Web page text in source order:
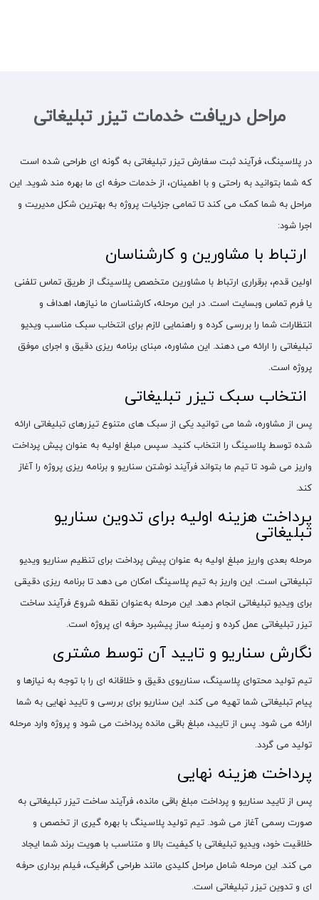
مراحل دریافت خدمات تیزر تبلیغاتی
در پلاسینگ، فرآیند ثبت سفارش تیزر تبلیغاتی به گونه‌ ای طراحی شده است
که شما بتوانید به راحتی و با اطمینان، از خدمات حرفه‌ ای ما بهره‌ مند شوید. این
مراحل به شما کمک می‌ کند تا تمامی جزئیات پروژه به بهترین شکل مدیریت و
اجرا شود:
ارتباط با مشاورین و کارشناسان
اولین قدم، برقراری ارتباط با مشاورین متخصص پلاسینگ از طریق تماس تلفنی
یا فرم تماس وبسایت است. در این مرحله، کارشناسان ما نیازها، اهداف و
انتظارات شما را بررسی کرده و راهنمایی لازم برای انتخاب سبک مناسب ویدیو
تبلیغاتی را ارائه می‌ دهند. این مشاوره، مبنای برنامه‌ ریزی دقیق و اجرای موفق
پروژه است.
انتخاب سبک تیزر تبلیغاتی
پس از مشاوره، شما می‌ توانید یکی از سبک‌ های متنوع تیزرهای تبلیغاتی ارائه‌
شده توسط پلاسینگ را انتخاب کنید. سپس مبلغ اولیه به‌ عنوان پیش‌ پرداخت
واریز می‌ شود تا تیم ما بتواند فرآیند نوشتن سناریو و برنامه‌ ریزی پروژه را آغاز
کند.
پرداخت هزینه اولیه برای تدوین سناریو
تبلیغاتی
مرحله بعدی واریز مبلغ اولیه به‌ عنوان پیش‌ پرداخت برای تنظیم سناریو ویدیو
تبلیغاتی است. این واریز به تیم پلاسینگ امکان می‌ دهد تا برنامه‌ ریزی دقیقی
برای ویدیو تبلیغاتی انجام دهد. این مرحله به‌عنوان نقطه شروع فرآیند ساخت
تیزر تبلیغاتی عمل کرده و زمینه‌ ساز پیشبرد حرفه‌ ای پروژه است.
نگارش سناریو و تایید آن توسط مشتری
تیم تولید محتوای پلاسینگ، سناریوی دقیق و خلاقانه‌ ای را با توجه به نیازها و
پیام تبلیغاتی شما تهیه می‌ کند. این سناریو برای بررسی و تایید نهایی به شما
ارائه می‌ شود. پس از تایید، مبلغ باقی‌ مانده پرداخت می‌ شود و پروژه وارد مرحله
تولید می‌ گردد.
پرداخت هزینه نهایی
پس از تایید سناریو و پرداخت مبلغ باقی‌ مانده، فرآیند ساخت تیزر تبلیغاتی به
صورت رسمی آغاز می‌ شود. تیم تولید پلاسینگ با بهره‌ گیری از تخصص و
خلاقیت خود، ویدیو تبلیغاتی با کیفیت بالا و متناسب با هویت برند شما ایجاد
می‌ کند. این مرحله شامل مراحل کلیدی مانند طراحی گرافیک، فیلم‌ برداری حرفه‌
ای و تدوین تیزر تبلیغاتی است.